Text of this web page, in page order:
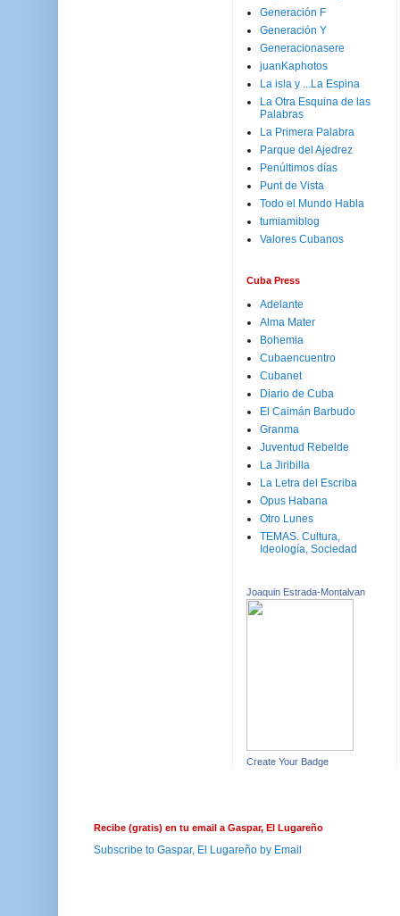
Generación F
Generación Y
Generacionasere
juanKaphotos
La isla y ...La Espina
La Otra Esquina de las
Palabras
La Primera Palabra
Parque del Ajedrez
Penúltimos días
Punt de Vista
Todo el Mundo Habla
tumiamiblog
Valores Cubanos
Cuba Press
Adelante
Alma Mater
Bohemia
Cubaencuentro
Cubanet
Diario de Cuba
El Caimán Barbudo
Granma
Juventud Rebelde
La Jiribilla
La Letra del Escriba
Opus Habana
Otro Lunes
TEMAS. Cultura,
Ideología, Sociedad
Joaquin Estrada-Montalvan
Create Your Badge
Recibe (gratis) en tu email a Gaspar, El Lugareño
Subscribe to Gaspar, El Lugareño by Email